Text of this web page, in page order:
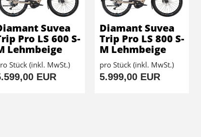
Suvea
Pro LS 600 S-
Lehmbeige
Stück (inkl. MwSt.)
EUR
Diamant Suvea
Trip Pro LS 800 S-
M Lehmbeige
pro Stück (inkl. MwSt.)
5.999,00 EUR